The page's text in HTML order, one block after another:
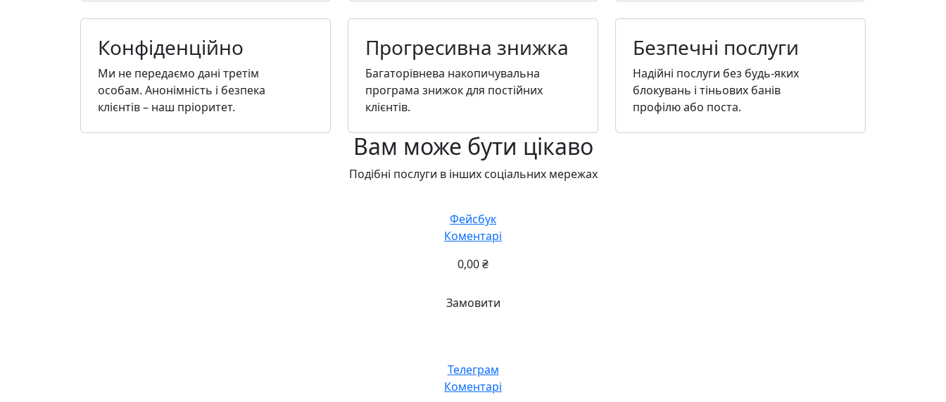
Конфіденційно
Ми не передаємо дані третім
особам. Анонімність і безпека
клієнтів – наш пріоритет.
Прогресивна знижка
Багаторівнева накопичувальна
програма знижок для постійних
клієнтів.
Безпечні послуги
Надійні послуги без будь-яких
блокувань і тіньових банів
профілю або поста.
Вам може бути цікаво
Подібні послуги в інших соціальних мережах
Фейсбук
Коментарі
0,00₴
Замовити
Телеграм
Коментарі